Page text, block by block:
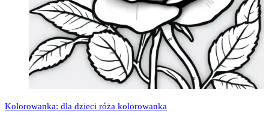
Kolorowanka: dla dzieci róża kolorowanka